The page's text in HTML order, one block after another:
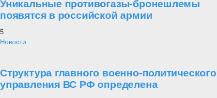
Уникальные противогазы-бронешлемы
появятся в российской армии
5
Новости
Структура главного военно-политического
управления ВС РФ определена